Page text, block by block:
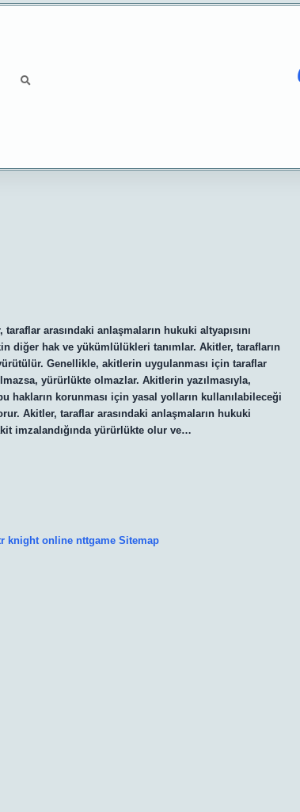
arasındaki anlaşmaların hukuki altyapısını
diğer hak ve yükümlülükleri tanımlar. Akitler, tarafların
Genellikle, akitlerin uygulanması için taraflar
yürürlükte olmazlar. Akitlerin yazılmasıyla,
hakların korunması için yasal yolların kullanılabileceği
Akitler, taraflar arasındaki anlaşmaların hukuki
imzalandığında yürürlükte olur ve…
knight online nttgame Sitemap